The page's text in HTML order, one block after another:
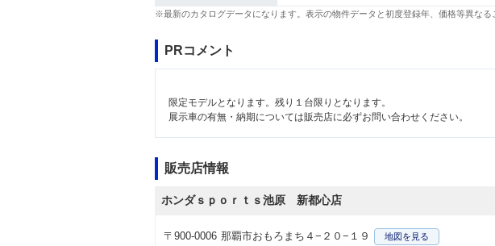
※最新のカタログデータになります。表示の物件データと初度登録年、価格等異なる
PRコメント
限定モデルとなります。残り１台限りとなります。
展示車の有無・納期については販売店に必ずお問い合わせください。
販売店情報
ホンダｓｐｏｒｔｓ池原 新都心店
〒900-0006 那覇市おもろまち４−２０−１９ 地図を見る